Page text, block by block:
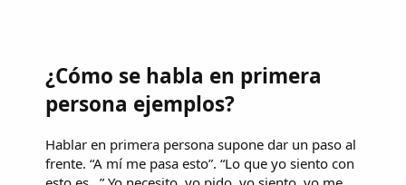
¿Cómo se habla en primera
persona ejemplos?
Hablar en primera persona supone dar un paso al
frente. “A mí me pasa esto”. “Lo que yo siento con